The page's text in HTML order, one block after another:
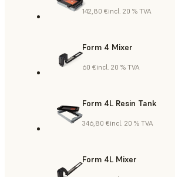
142,80 €incl. 20 % TVA
Form 4 Mixer
60 €incl. 20 % TVA
Form 4L Resin Tank
346,80 €incl. 20 % TVA
Form 4L Mixer